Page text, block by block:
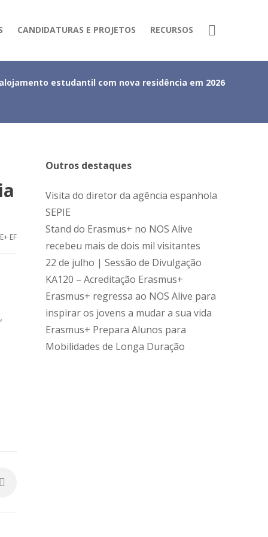
CANDIDATURAS E PROJETOS RECURSOS
estudantil com nova residência em 2026
EF
Outros destaques
Visita do diretor da agência espanhola
SEPIE
Stand do Erasmus+ no NOS Alive
recebeu mais de dois mil visitantes
22 de julho | Sessão de Divulgação
KA120 – Acreditação Erasmus+
Erasmus+ regressa ao NOS Alive para
inspirar os jovens a mudar a sua vida
Erasmus+ Prepara Alunos para
Mobilidades de Longa Duração